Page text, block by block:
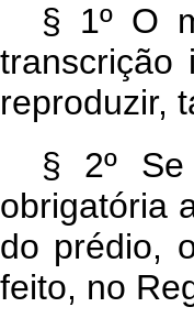
§ 1º O
transcrição
reproduzir,
§ 2º Se
obrigatória
do prédio,
feito, no